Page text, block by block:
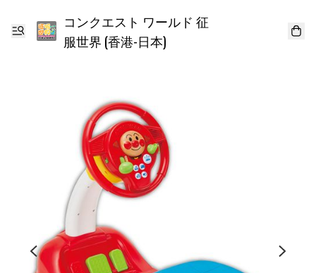
コンクエスト ワールド 征
服世界 (香港-日本)